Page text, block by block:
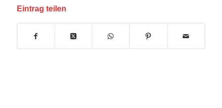
Eintrag teilen